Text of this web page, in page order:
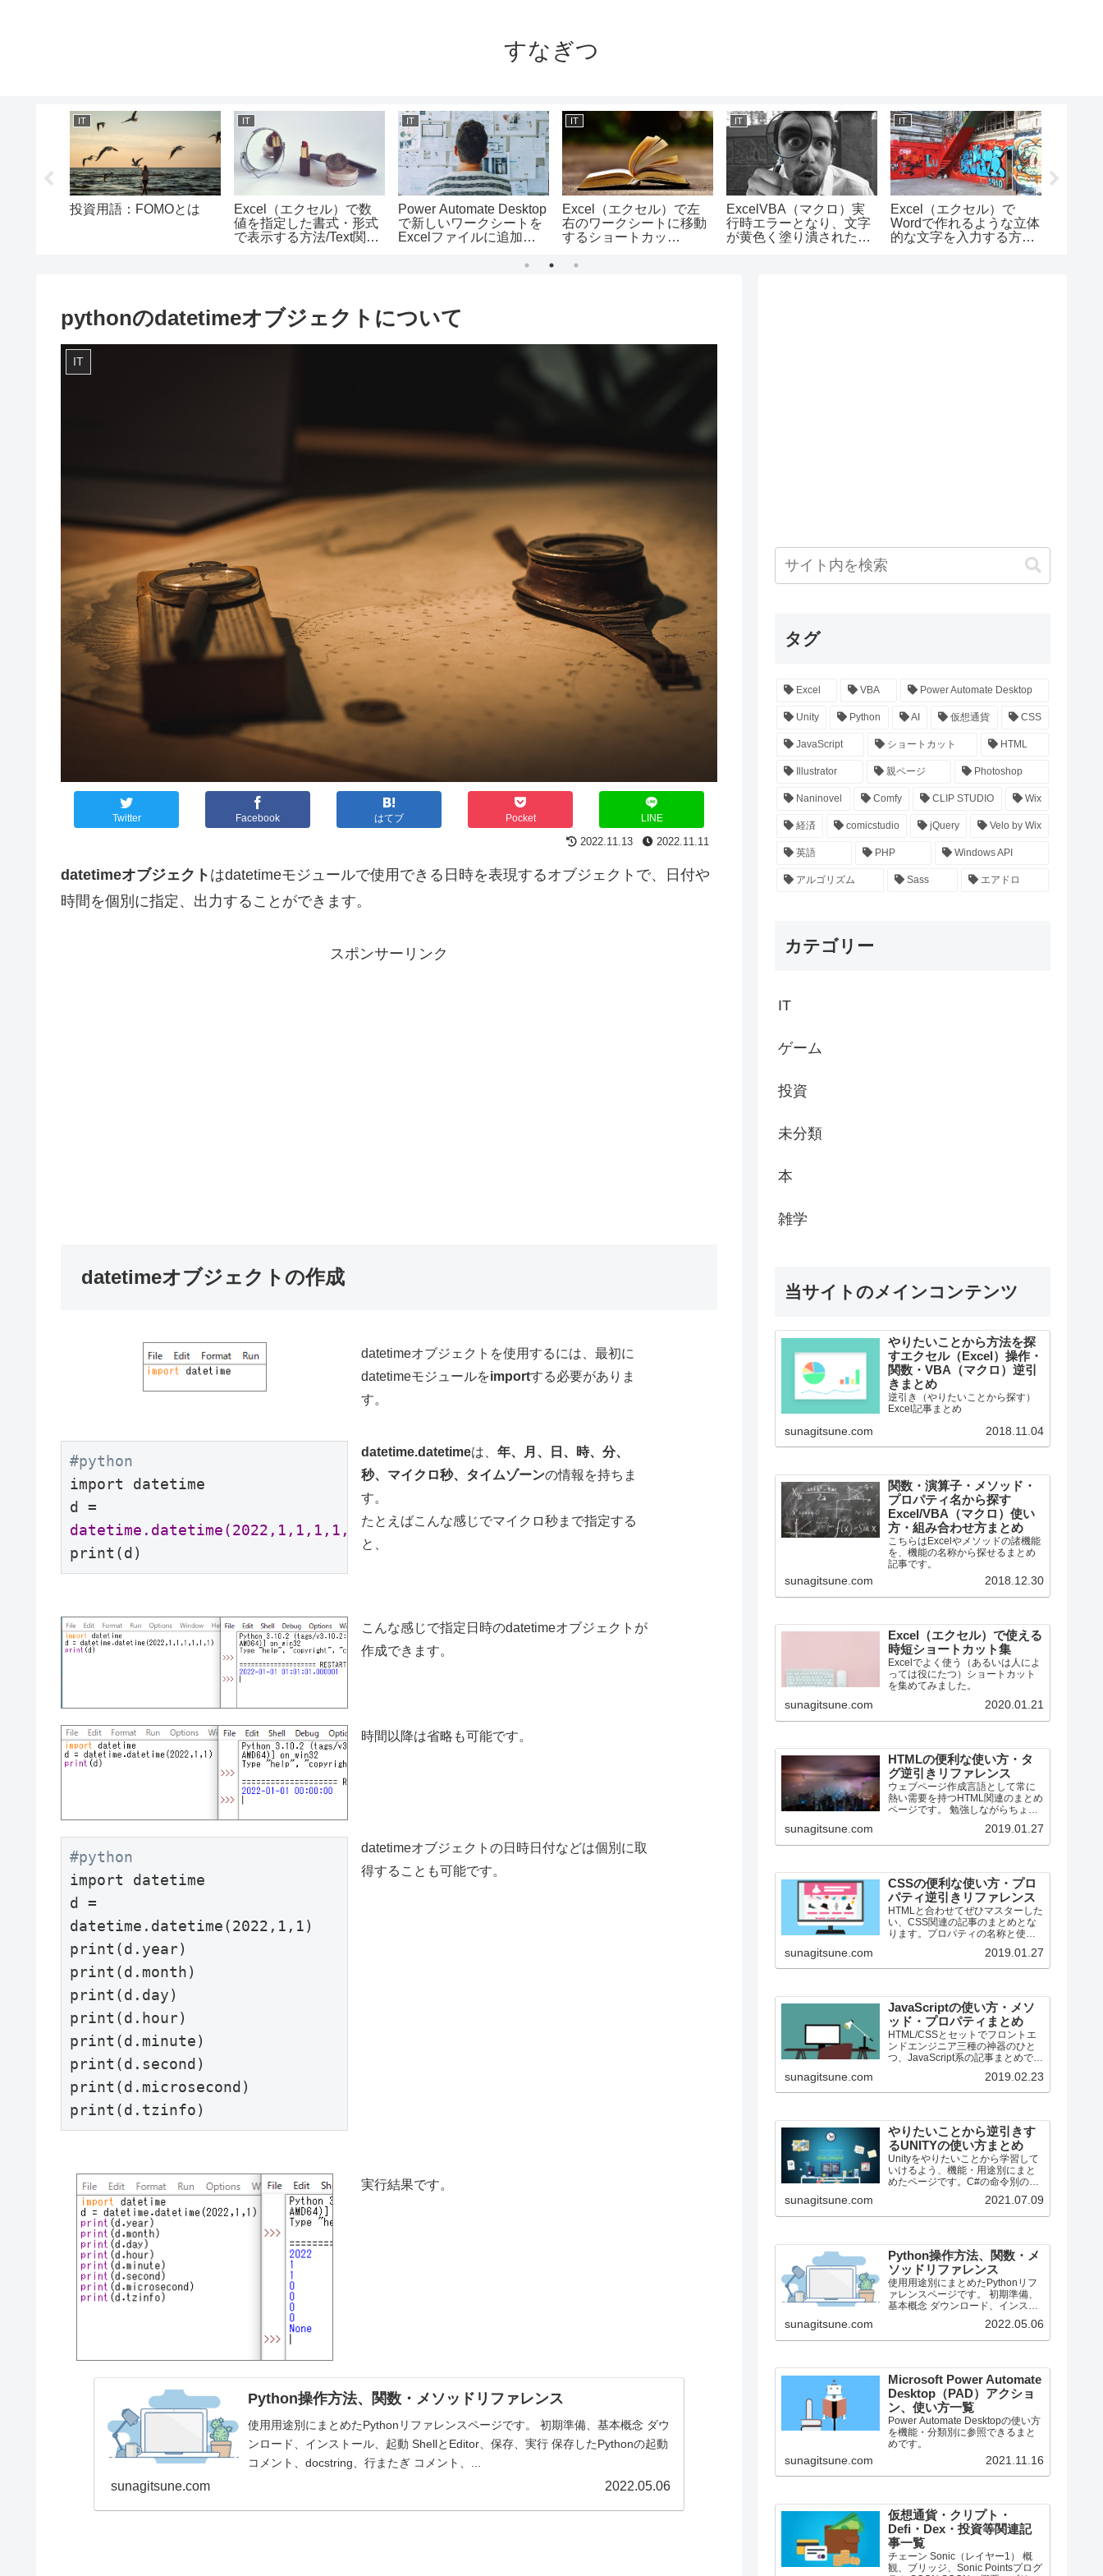
すなぎつ
IT
投資用語：FOMOとは
IT
Excel（エクセル）で数
値を指定した書式・形式
で表示する方法/Text関数
IT
Power Automate Desktop
で新しいワークシートを
Excelファイルに追加す
IT
Excel（エクセル）で左
右のワークシートに移動
するショートカッ
Up)の使い方
IT
ExcelVBA（マクロ）実
行時エラーとなり、文字
が黄色く塗り潰された時
IT
Excel（エクセル）で
Wordで作れるような立体
的な文字を入力する方法/
pythonのdatetimeオブジェクトについて
IT
Twitter Facebook はてブ Pocket LINE
2022.11.13 2022.11.11
datetimeオブジェクト はdatetimeモジュールで使用できる日時を表現するオブジェクトで、日付や
時間を個別に指定、出力することができます。
スポンサーリンク
datetimeオブジェクトの作成
datetimeオブジェクトを使用するには、最初に
datetimeモジュールをimportする必要がありま
す。
#python
import datetime
datetime.datetime(2022,1,1,1,1,1,1)
print(d)
datetime.datetimeは、 年、月、日、時、分、
秒、マイクロ秒、タイムゾーンの情報を持ちま
す。
たとえばこんな感じでマイクロ秒まで指定する
と、
こんな感じで指定日時のdatetimeオブジェクトが
作成できます。
時間以降は省略も可能です。
#python
import datetime
d =
datetime.datetime(2022,1,1)
print(d.year)
print(d.month)
print(d.day)
print(d.hour)
print(d.minute)
print(d.second)
print(d.microsecond)
print(d.tzinfo)
datetimeオブジェクトの日時日付などは個別に取
得することも可能です。
実行結果です。
Python操作方法、関数・メソッドリファレンス
使用用途別にまとめたPythonリファレンスページです。 初期準備、基本概念 ダウ
ンロード、インストール、起動 ShellとEditor、保存、実行 保存したPythonの起動
コメント、docstring、行またぎ コメント、...
sunagitsune.com 2022.05.06
タグ
Excel VBA Power Automate Desktop
Unity Python AI 仮想通貨 CSS
JavaScript ショートカット HTML
Illustrator 親ページ Photoshop
Naninovel Comfy CLIP STUDIO Wix
経済 comicstudio jQuery Velo by Wix
英語 PHP Windows API
アルゴリズム Sass エアドロ
カテゴリー
IT
ゲーム
投資
未分類
本
雑学
当サイトのメインコンテンツ
やりたいことから方法を探
すエクセル（Excel）操作・
関数・VBA（マクロ）逆引
きまとめ
逆引き（やりたいことから探す）
Excel記事まとめ
sunagitsune.com 2018.11.04
関数・演算子・メソッド・
プロパティ名から探す
Excel/VBA（マクロ）使い
方・組み合わせ方まとめ
こちらはExcelやメソッドの諸機能
を、機能の名称から探せるまとめ
記事です。
sunagitsune.com 2018.12.30
Excel（エクセル）で使える
時短ショートカット集
Excelでよく使う（あるいは人によ
っては役にたつ）ショートカット
を集めてみました。
sunagitsune.com 2020.01.21
HTMLの便利な使い方・タ
グ逆引きリファレンス
ウェブページ作成言語として常に
熱い需要を持つHTML関連のまとめ
ページです。 勉強しながらちょっ
sunagitsune.com 2019.01.27
CSSの便利な使い方・プロ
パティ逆引きリファレンス
HTMLと合わせてぜひマスターした
い、CSS関連の記事のまとめとな
ります。プロパティの名称と使用
ちょっととっても数少ないです
が、段々増える予定です。
sunagitsune.com 2019.01.27
JavaScriptの使い方・メソ
ッド・プロパティまとめ
HTML/CSSとセットでフロントエ
ンドエンジニア三種の神器のひと
つ、JavaScript系の記事まとめで
sunagitsune.com 2019.02.23
やりたいことから逆引きす
るUNITYの使い方まとめ
Unityをやりたいことから学習して
いけるよう、機能・用途別にまと
めたページです。C#の命令別の逆
引きは現時点で作っていません。
2019の時期に書き始めているの
で、それより前のバージョンにつ
sunagitsune.com 2021.07.09
Python操作方法、関数・メ
ソッドリファレンス
使用用途別にまとめたPythonリフ
ァレンスページです。 初期準備、
基本概念 ダウンロード、インスト
ール、起動 ShellとEditor、保存、
実行 保存したPythonの起動 コメン
ト、docstring、行またぎ コメン
sunagitsune.com 2022.05.06
Microsoft Power Automate
Desktop（PAD）アクショ
ン、使い方一覧
Power Automate Desktopの使い方
を機能・分類別に参照できるまと
めです。
sunagitsune.com 2021.11.16
仮想通貨・クリプト・
Defi・Dex・投資等関連記
事一覧
チェーン Sonic（レイヤー1） 概
観、ブリッジ、Sonic Pointsプログ